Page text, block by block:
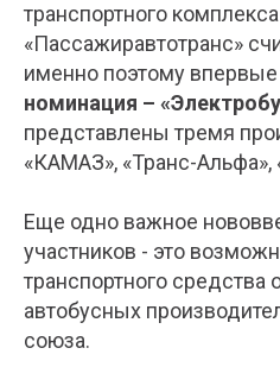
транспортного
«Пассажиравтотранс»
именно поэтому впервые
номинация –
представлены тремя
«КАМАЗ», «Транс-Альфа»,
Еще одно важное
участников - это
транспортного средства
автобусных
союза.